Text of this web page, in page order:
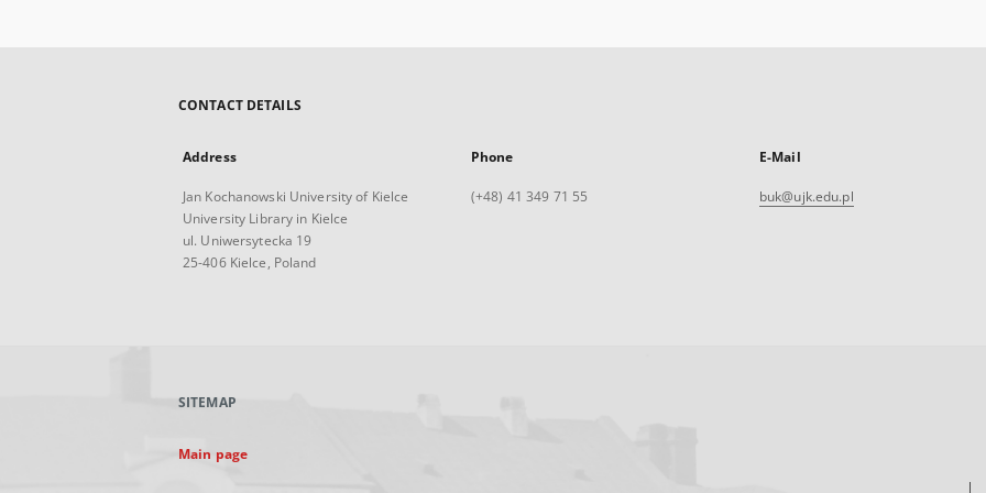
CONTACT DETAILS
Address
Jan Kochanowski University of Kielce
University Library in Kielce
ul. Uniwersytecka 19
25-406 Kielce, Poland
Phone
(+48) 41 349 71 55
E-Mail
buk@ujk.edu.pl
SITEMAP
Main page